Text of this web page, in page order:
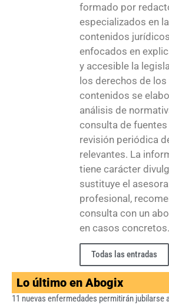
formado por
especializados en
contenidos
enfocados en
y accesible la
los derechos de
contenidos se
análisis de
consulta de
revisión periódica
relevantes. La
tiene carácter
sustituye el
profesional,
consulta con un
en casos concretos.
Todas las entradas
Lo último en Abogix
11 nuevas enfermedades permitirán jubilarse